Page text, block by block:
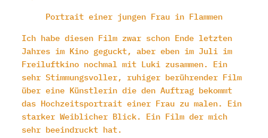
Portrait einer jungen Frau in Flammen
Ich habe diesen Film zwar schon Ende letzten
Jahres im Kino geguckt, aber eben im Juli im
Freiluftkino nochmal mit Luki zusammen. Ein
sehr Stimmungsvoller, ruhiger berührender Film
über eine Künstlerin die den Auftrag bekommt
das Hochzeitsportrait einer Frau zu malen. Ein
starker Weiblicher Blick. Ein Film der mich
sehr beeindruckt hat.